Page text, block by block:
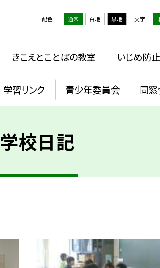
配色 通常 白地 黒地 文字
きこえとことばの教室 いじめ防
学習リンク 青少年委員会 同
学校日記